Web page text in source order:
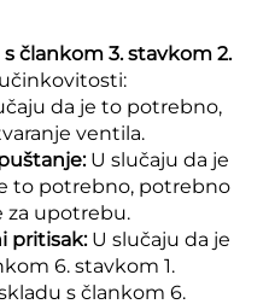
člankom 3. stavkom 2.
da je to potrebno,
ventila.
U slučaju da je
to potrebno, potrebno
upotrebu.
pritisak: U slučaju da je
6. stavkom 1.
s člankom 6.